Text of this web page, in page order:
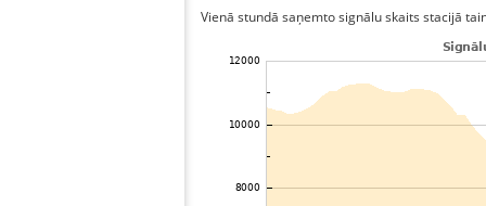
Vienā stundā saņemto signālu skaits stacijā